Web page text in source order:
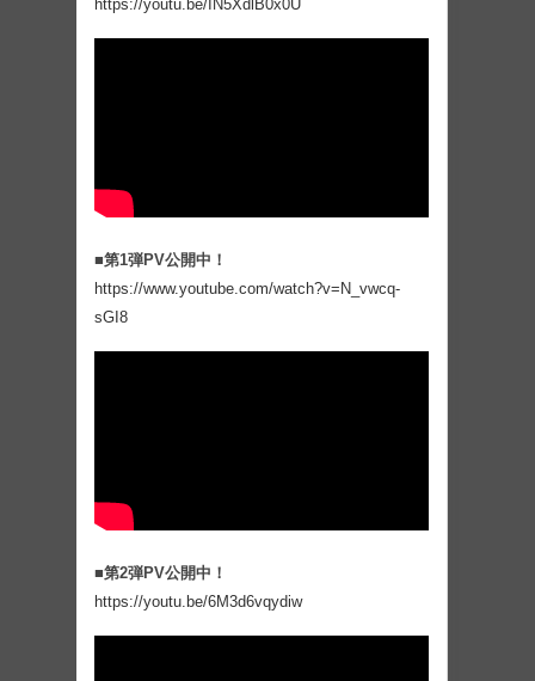
https://youtu.be/IN5XdlB0x0U
■第1弾PV公開中！
https://www.youtube.com/watch?v=N_vwcq-
sGI8
■第2弾PV公開中！
https://youtu.be/6M3d6vqydiw